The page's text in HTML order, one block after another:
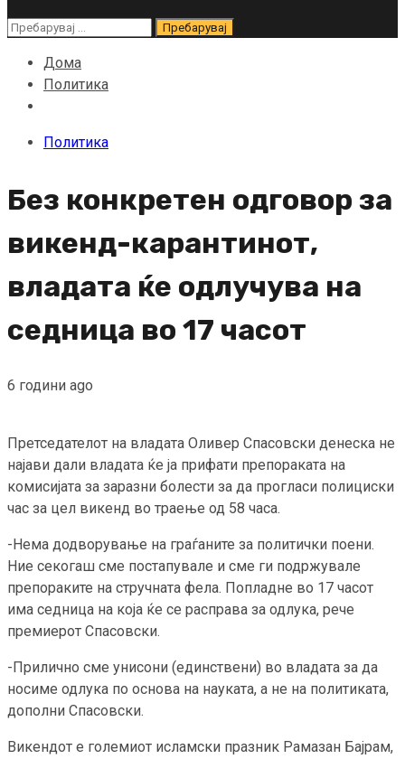
Пребарувај
Дома
Политика
Политика
Без конкретен одговор за
викенд-карантинот,
владата ќе одлучува на
седница во 17 часот
6 години ago
Претседателот на владата Оливер Спасовски денеска не
најави дали владата ќе ја прифати препораката на
комисијата за заразни болести за да прогласи полициски
час за цел викенд во траење од 58 часа.
-Нема додворување на граѓаните за политички поени.
Ние секогаш сме постапувале и сме ги подржувале
препораките на стручната фела. Попладне во 17 часот
има седница на која ќе се расправа за одлука, рече
премиерот Спасовски.
-Прилично сме унисони (единствени) во владата за да
носиме одлука по основа на науката, а не на политиката,
дополни Спасовски.
Викендот е големиот исламски празник Рамазан Бајрам,